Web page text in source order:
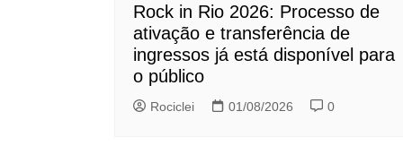
Rock in Rio 2026: Processo de
ativação e transferência de
ingressos já está disponível para
o público
Rociclei 01/08/2026 0